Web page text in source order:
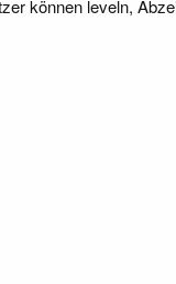
können leveln,